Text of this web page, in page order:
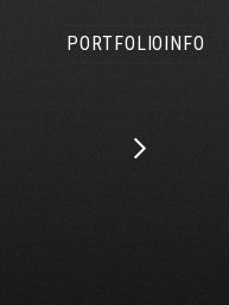
PORTFOLIOINFO